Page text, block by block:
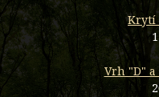
Krytí
Vrh "D" a